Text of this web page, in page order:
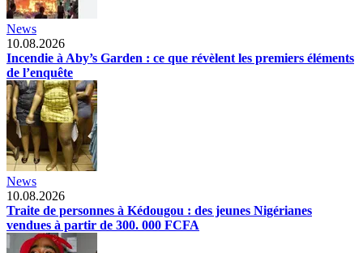
News
10.08.2026
Incendie à Aby’s Garden : ce que révèlent les premiers éléments
de l’enquête
News
10.08.2026
Traite de personnes à Kédougou : des jeunes Nigérianes
vendues à partir de 300. 000 FCFA